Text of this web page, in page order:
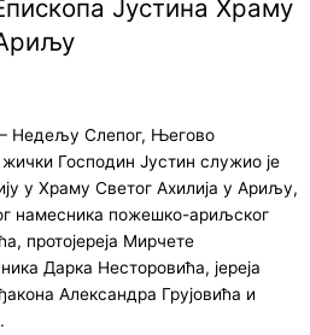
Јустина Храму
Недељу Слепог, Његово
Господин Јустин служио је
у Храму Светог Ахилија у Ариљу,
намесника пожешко-ариљског
протојереја Мирчете
Дарка Несторовића, јереја
Александра Грујовића и